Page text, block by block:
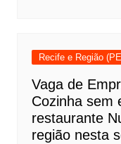
Recife e Região
Vaga de
Cozinha sem
restaurante
região nesta